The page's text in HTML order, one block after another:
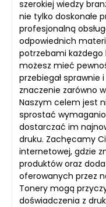
szerokiej wiedzy
nie tylko doskonałe
profesjonalną
odpowiednich
potrzebami każdego
możesz mieć
przebiegał
znaczenie zarówno
Naszym celem jest
sprostać
dostarczać im
druku. Zachęcamy
internetowej, gdzie
produktów oraz
oferowanych przez
Tonery mogą
doświadczenia z